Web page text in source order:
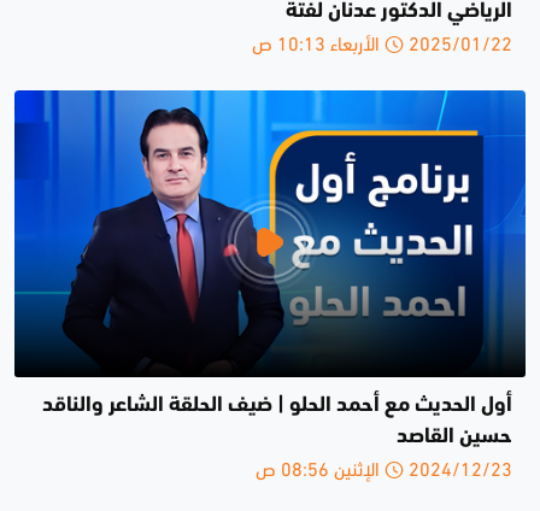
الرياضي الدكتور عدنان لفتة
2025/01/22 الأربعاء 10:13 ص
أول الحديث مع أحمد الحلو | ضيف الحلقة الشاعر والناقد
حسين القاصد
2024/12/23 الإثنين 08:56 ص